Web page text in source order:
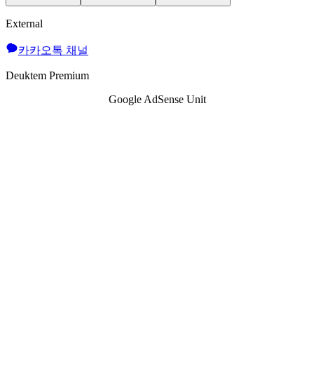
External
카카오톡 채널
Deuktem Premium
Google AdSense Unit